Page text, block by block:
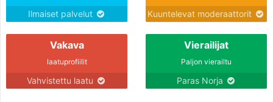
Ilmaiset palvelut Kuuntelevat moderaattorit
Vakava
laatuprofiilit
Vahvistettu laatu
Vierailijat
Paljon vierailtu
Paras Norja